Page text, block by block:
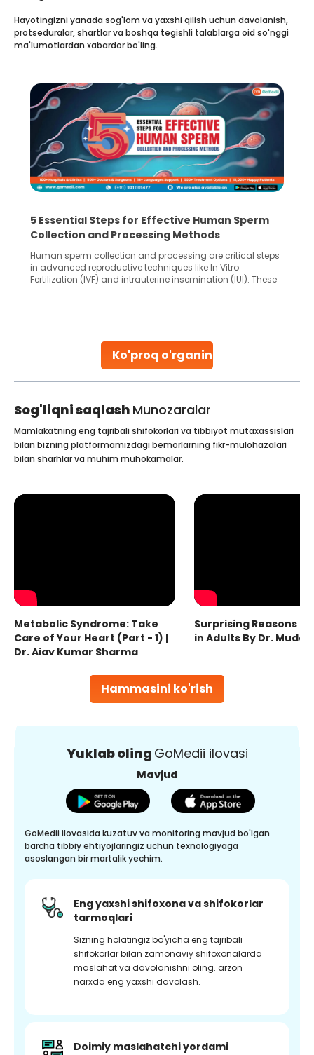
Ko'proq o'rganing
Hayotingizni yanada sog'lom va yaxshi qilish uchun davolanish,
protseduralar, shartlar va boshqa tegishli talablarga oid so'nggi
ma'lumotlardan xabardor bo'ling.
5 Essential Steps for Effective Human Sperm
Collection and Processing Methods
Human sperm collection and processing are critical steps
in advanced reproductive techniques like In Vitro
Fertilization (IVF) and intrauterine insemination (IUI). These
collected, they process the
Sog'liqni saqlash Munozaralar
Hammasini ko'rish
Mamlakatning eng tajribali shifokorlari va tibbiyot mutaxassislari
bilan bizning platformamizdagi bemorlarning fikr-mulohazalari
bilan sharhlar va muhim muhokamalar.
Metabolic Syndrome: Take
Care of Your Heart (Part - 1) |
Dr. Ajay Kumar Sharma
Surprising Reasons
in Adults By Dr.
Yuklab oling GoMedii ilovasi
Mavjud
GoMedii ilovasida kuzatuv va monitoring mavjud bo'lgan
barcha tibbiy ehtiyojlaringiz uchun texnologiyaga
asoslangan bir martalik yechim.
Eng yaxshi shifoxona va shifokorlar
tarmoqlari
Sizning holatingiz bo'yicha eng tajribali
shifokorlar bilan zamonaviy shifoxonalarda
maslahat va davolanishni oling. arzon
narxda eng yaxshi davolash.
Doimiy maslahatchi yordami